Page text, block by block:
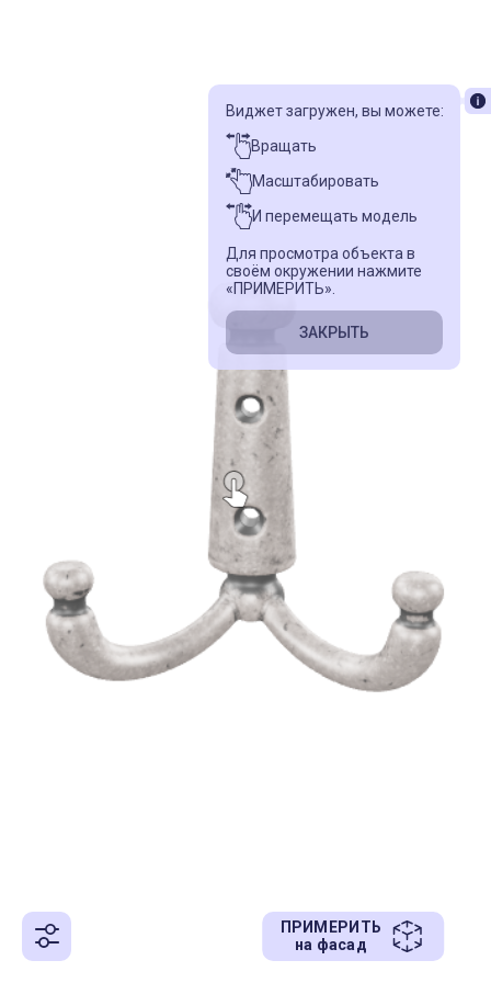
ПРИМЕРИТЬ
на фасад
Виджет загружен, вы можете:
Вращать
Масштабировать
И перемещать модель
Для просмотра объекта в
своём окружении нажмите
«ПРИМЕРИТЬ».
ЗАКРЫТЬ